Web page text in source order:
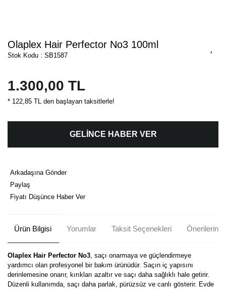
Olaplex Hair Perfector No3 100ml
Stok Kodu : SB1587
1.300,00 TL
* 122,85 TL den başlayan taksitlerle!
GELİNCE HABER VER
Arkadaşına Gönder
Paylaş
Fiyatı Düşünce Haber Ver
Ürün Bilgisi Yorumlar Taksit Seçenekleri Önerileriniz
Olaplex Hair Perfector No3, saçı onarmaya ve güçlendirmeye
yardımcı olan profesyonel bir bakım ürünüdür. Saçın iç yapısını
derinlemesine onarır, kırıkları azaltır ve saçı daha sağlıklı hale getirir.
Düzenli kullanımda, saçı daha parlak, pürüzsüz ve canlı gösterir. Evde